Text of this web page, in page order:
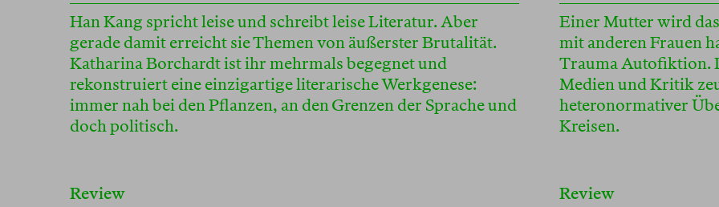
Han Kang spricht leise und schreibt leise Literatur. Aber
gerade damit erreicht sie Themen von äußerster Brutalität.
Katharina Borchardt ist ihr mehrmals begegnet und
rekonstruiert eine einzigartige literarische Werkgenese:
immer nah bei den Pflanzen, an den Grenzen der Sprache und
doch politisch.
Einer Mutter wird
mit anderen Frauen
Trauma Autofiktion.
Medien und Kritik
heteronormativer
Kreisen.
Review Review